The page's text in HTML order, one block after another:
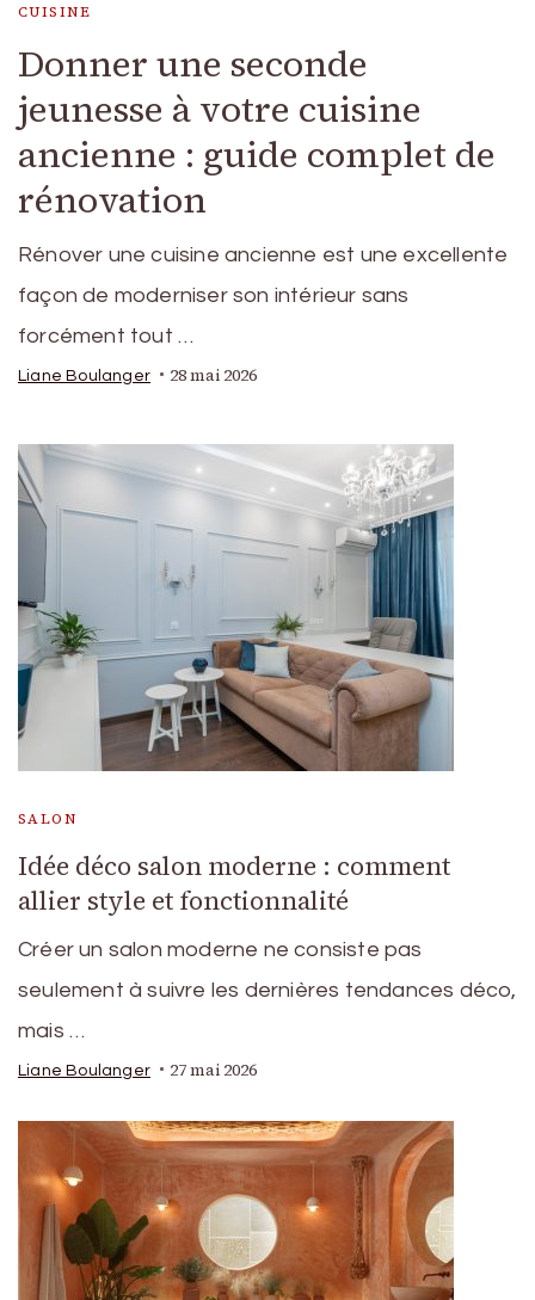
CUISINE
Donner une seconde
jeunesse à votre cuisine
ancienne : guide complet de
rénovation
Rénover une cuisine ancienne est une excellente
façon de moderniser son intérieur sans
forcément tout …
Liane Boulanger 28 mai 2026
SALON
Idée déco salon moderne : comment
allier style et fonctionnalité
Créer un salon moderne ne consiste pas
seulement à suivre les dernières tendances déco,
mais …
Liane Boulanger 27 mai 2026